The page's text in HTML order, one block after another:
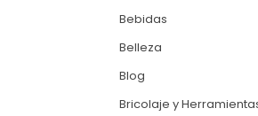
Bebidas
Belleza
Blog
Bricolaje y